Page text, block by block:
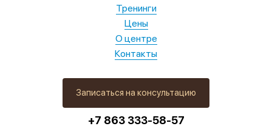
Записаться на консультацию
+7 863 333-58-57
Тренинги
Цены
О центре
Контакты